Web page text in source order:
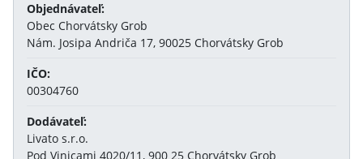
Objednávateľ:
Obec Chorvátsky Grob
Nám. Josipa Andriča 17, 90025 Chorvátsky Grob
IČO:
00304760
Dodávateľ:
Livato s.r.o.
Pod Vinicami 4020/11, 900 25 Chorvátsky Grob